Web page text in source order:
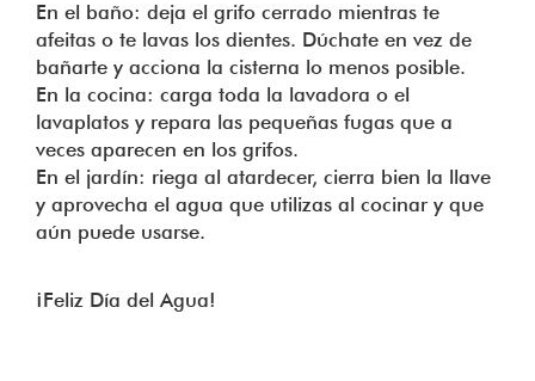
En el baño: deja el grifo cerrado mientras te
afeitas o te lavas los dientes. Dúchate en vez de
bañarte y acciona la cisterna lo menos posible.
En la cocina: carga toda la lavadora o el
lavaplatos y repara las pequeñas fugas que a
veces aparecen en los grifos.
En el jardín: riega al atardecer, cierra bien la llave
y aprovecha el agua que utilizas al cocinar y que
aún puede usarse.
¡Feliz Día del Agua!